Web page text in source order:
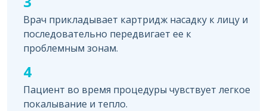
Врач прикладывает картридж насадку к лицу и
последовательно передвигает ее к
проблемным зонам.
4
Пациент во время процедуры чувствует легкое
покалывание и тепло.